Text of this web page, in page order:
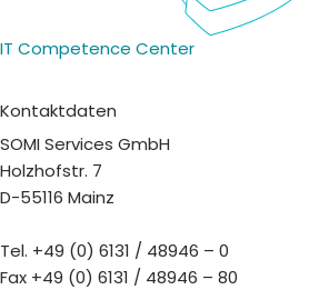
IT Competence Center
Kontaktdaten
SOMI Services GmbH
Holzhofstr. 7
D-55116 Mainz
Tel. +49 (0) 6131 / 48946 – 0
Fax +49 (0) 6131 / 48946 – 80